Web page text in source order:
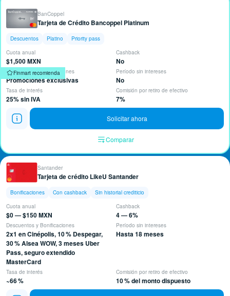
Finmart recomienda
BanCoppel
Tarjeta de Crédito Bancoppel Platinum
Descuentos Platino
Priority pass
Cuota anual
$1,500 MXN
Cashback
No
Descuentos y Bonificaciones
Promociones exclusivas
Período sin intereses
No
Tasa de interés
25% sin IVA
Comisión por retiro de efectivo
7%
Solicitar ahora
Comparar
Santander
Tarjeta de crédito LikeU Santander
Bonificaciones Con cashback
Sin historial crediticio
Cuota anual
$0 — $150 MXN
Cashback
4 — 6%
Descuentos y Bonificaciones
2x1 en Cinépolis, 10 % Despegar,
30 % Alsea WOW, 3 meses Uber
Pass, seguro extendido
MasterCard
Período sin intereses
Hasta 18 meses
Tasa de interés
~66 %
Comisión por retiro de efectivo
10 % del monto dispuesto